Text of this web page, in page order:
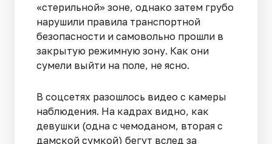
«стерильной» зоне, однако затем грубо
нарушили правила транспортной
безопасности и самовольно прошли в
закрытую режимную зону. Как они
сумели выйти на поле, не ясно.
В соцсетях разошлось видео с камеры
наблюдения. На кадрах видно, как
девушки (одна с чемоданом, вторая с
дамской сумкой) бегут вслед за